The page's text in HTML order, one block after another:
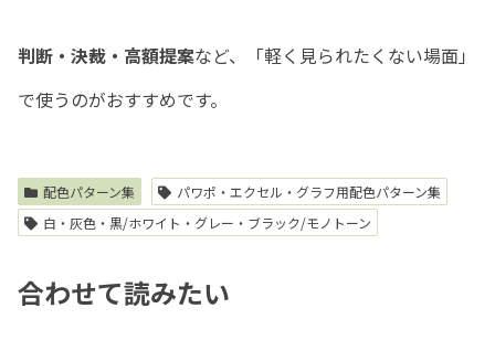
判断・決裁・高額提案など、「軽く見られたくない場面」
で使うのがおすすめです。
配色パターン集
パワポ・エクセル・グラフ用配色パターン集
白・灰色・黒/ホワイト・グレー・ブラック/モノトーン
合わせて読みたい